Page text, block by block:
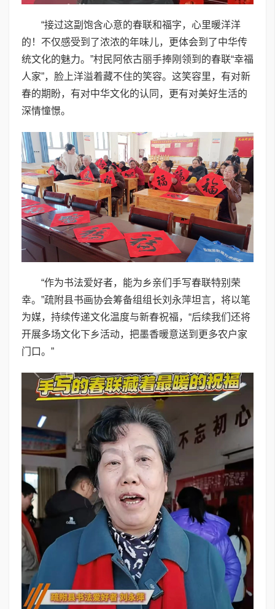
“接过这副饱含心意的春联和福字，心里暖洋洋
的！不仅感受到了浓浓的年味儿，更体会到了中华传
统文化的魅力。”村民阿依古丽手捧刚领到的春联“幸福
人家”，脸上洋溢着藏不住的笑容。这笑容里，有对新
春的期盼，有对中华文化的认同，更有对美好生活的
深情憧憬。
“作为书法爱好者，能为乡亲们手写春联特别荣
幸。”疏附县书画协会筹备组组长刘永萍坦言，将以笔
为媒，持续传递文化温度与新春祝福，“后续我们还将
开展多场文化下乡活动，把墨香暖意送到更多农户家
门口。”